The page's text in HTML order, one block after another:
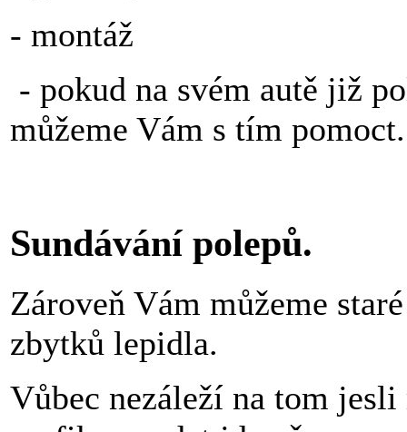
- montáž
- pokud na svém autě již
můžeme Vám s tím pomoct.
Sundávání polepů.
Zároveň Vám můžeme
zbytků lepidla.
Vůbec nezáleží na tom